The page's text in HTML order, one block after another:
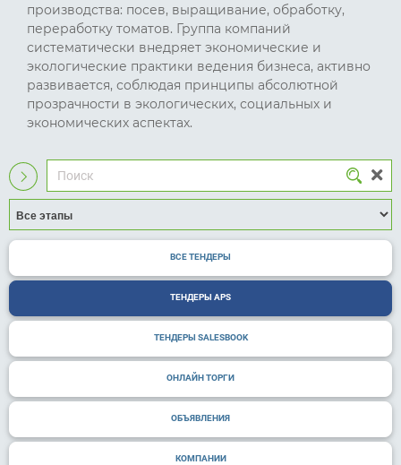
производства: посев, выращивание, обработку,
переработку томатов. Группа компаний
систематически внедряет экономические и
экологические практики ведения бизнеса, активно
развивается, соблюдая принципы абсолютной
прозрачности в экологических, социальных и
экономических аспектах.
ВСЕ ТЕНДЕРЫ
ТЕНДЕРЫ APS
ТЕНДЕРЫ SALESBOOK
ОНЛАЙН ТОРГИ
ОБЪЯВЛЕНИЯ
КОМПАНИИ